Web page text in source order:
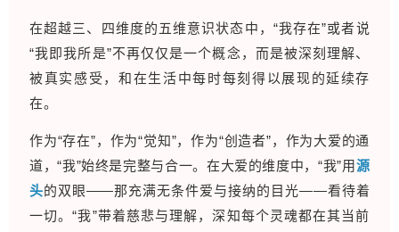
在超越三、四维度的五维意识状态中，“我存在”或者说
“我即我所是”不再仅仅是一个概念，而是被深刻理解、
被真实感受，和在生活中每时每刻得以展现的延续存
在。
作为“存在”，作为“觉知”，作为“创造者”，作为大爱的通
道，“我”始终是完整与合一。在大爱的维度中，“我”用源
头的双眼——那充满无条件爱与接纳的目光——看待着
一切。“我”带着慈悲与理解，深知每个灵魂都在其当前